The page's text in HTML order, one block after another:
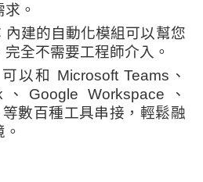
。
內建的自動化模組可以幫您
全不需要工程師介入。
可以和 Microsoft Teams、
Google Workspace、
數百種工具串接，輕鬆融